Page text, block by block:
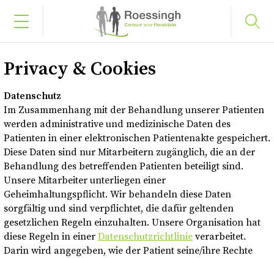
Anmeldung
Home
Ihre Diagnose
Über Roessingh
Versicherung
Kontakt
Privacy & Cookies
Datenschutz
Im Zusammenhang mit der Behandlung unserer Patienten
werden administrative und medizinische Daten des
Patienten in einer elektronischen Patientenakte gespeichert.
Diese Daten sind nur Mitarbeitern zugänglich, die an der
Behandlung des betreffenden Patienten beteiligt sind.
Unsere Mitarbeiter unterliegen einer
Geheimhaltungspflicht. Wir behandeln diese Daten
sorgfältig und sind verpflichtet, die dafür geltenden
gesetzlichen Regeln einzuhalten. Unsere Organisation hat
diese Regeln in einer Datenschutzrichtlinie verarbeitet.
Darin wird angegeben, wie der Patient seine/ihre Rechte